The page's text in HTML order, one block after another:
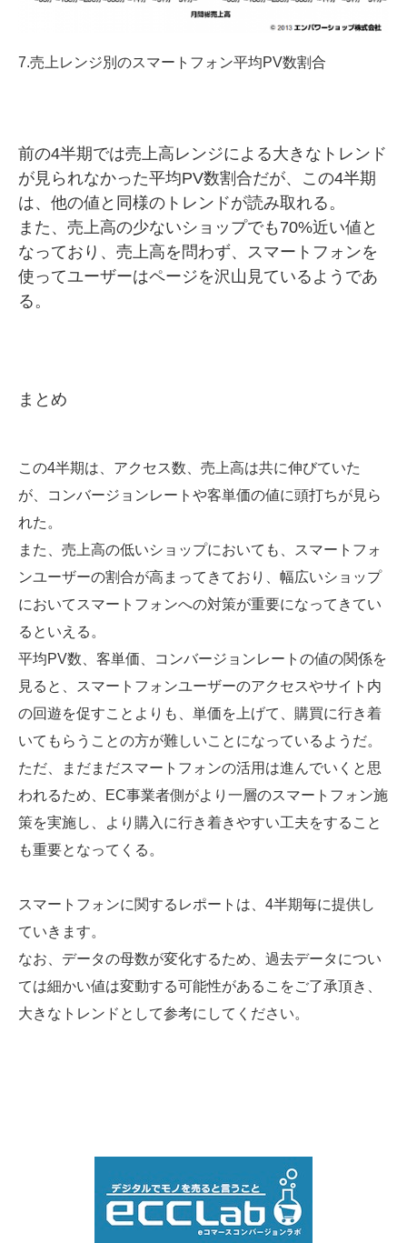
7.売上レンジ別のスマートフォン平均PV数割合
前の4半期では売上高レンジによる大きなトレンド
が見られなかった平均PV数割合だが、この4半期
は、他の値と同様のトレンドが読み取れる。
また、売上高の少ないショップでも70%近い値と
なっており、売上高を問わず、スマートフォンを
使ってユーザーはページを沢山見ているようであ
る。
まとめ
この4半期は、アクセス数、売上高は共に伸びていた
が、コンバージョンレートや客単価の値に頭打ちが見ら
れた。
また、売上高の低いショップにおいても、スマートフォ
ンユーザーの割合が高まってきており、幅広いショップ
においてスマートフォンへの対策が重要になってきてい
るといえる。
平均PV数、客単価、コンバージョンレートの値の関係を
見ると、スマートフォンユーザーのアクセスやサイト内
の回遊を促すことよりも、単価を上げて、購買に行き着
いてもらうことの方が難しいことになっているようだ。
ただ、まだまだスマートフォンの活用は進んでいくと思
われるため、EC事業者側がより一層のスマートフォン施
策を実施し、より購入に行き着きやすい工夫をすること
も重要となってくる。
スマートフォンに関するレポートは、4半期毎に提供し
ていきます。
なお、データの母数が変化するため、過去データについ
ては細かい値は変動する可能性があるこをご了承頂き、
大きなトレンドとして参考にしてください。